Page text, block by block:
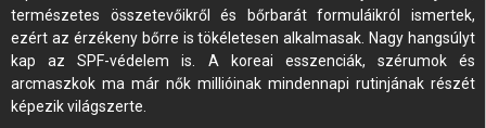
természetes összetevőikről és bőrbarát formuláikról ismertek,
ezért az érzékeny bőrre is tökéletesen alkalmasak. Nagy hangsúlyt
kap az SPF-védelem is. A koreai esszenciák, szérumok és
arcmaszkok ma már nők millióinak mindennapi rutinjának részét
képezik világszerte.